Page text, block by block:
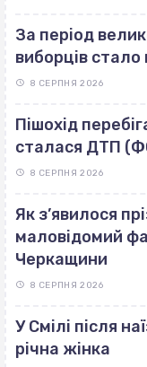
За період
виборців
8 СЕРПНЯ 2026
Пішохід
сталася ДТП
8 СЕРПНЯ 2026
Як з’явилося
маловідомий
Черкащини
8 СЕРПНЯ 2026
У Смілі після
річна жінка